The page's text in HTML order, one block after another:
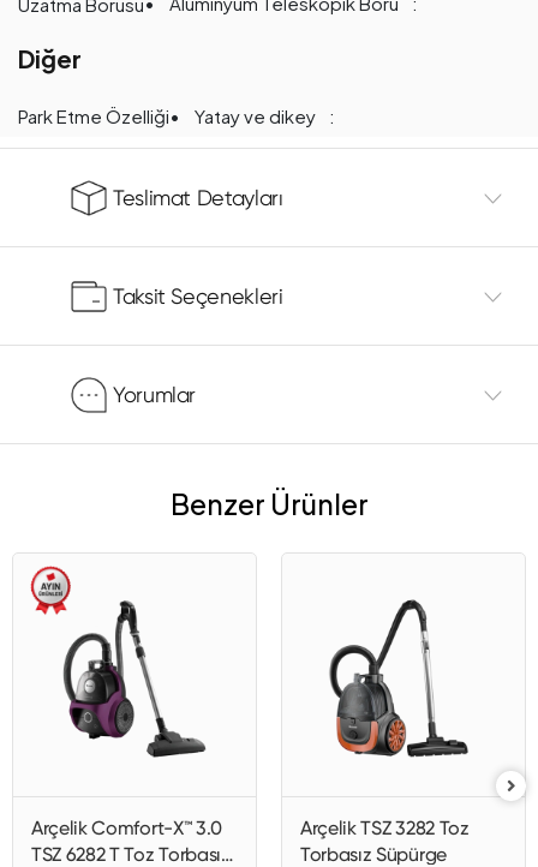
Diğer
Park Etme Özelliği Yatay ve dikey
Teslimat Detayları
Taksit Seçenekleri
Yorumlar
Benzer Ürünler
Arçelik Comfort-X™ 3.0
TSZ 6282 T Toz Torbasız
Arçelik TSZ 3282 Toz
Torbasız Süpürge